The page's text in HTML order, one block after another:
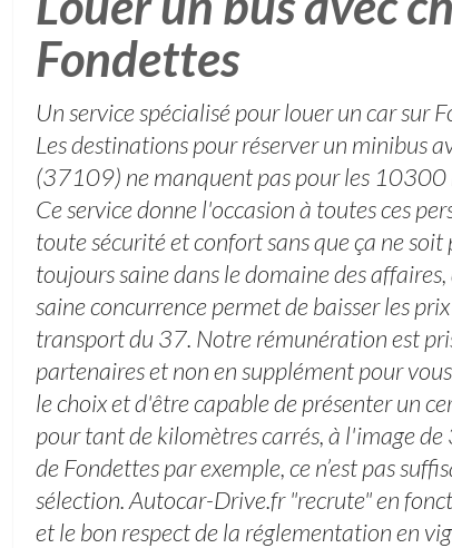
Fondettes
Un service spécialisé pour louer un car sur
Les destinations pour réserver un minibus
(37109) ne manquent pas pour les 10300
Ce service donne l'occasion à toutes ces
toute sécurité et confort sans que ça ne soit
toujours saine dans le domaine des
saine concurrence permet de baisser les
transport du 37. Notre rémunération est
partenaires et non en supplément pour
le choix et d'être capable de présenter un
pour tant de kilomètres carrés, à l'image
de Fondettes par exemple, ce n’est pas
sélection. Autocar-Drive.fr "recrute" en
et le bon respect de la réglementation en